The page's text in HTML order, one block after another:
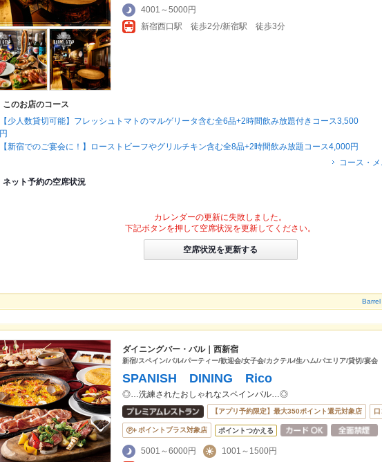
4001～5000円
新宿西口駅 徒歩2分/新宿駅 徒歩3分
このお店のコース
【少人数貸切可能】フレッシュトマトのマルゲリータ含む全6品+2時間飲み放題付きコース3,500
円
【新宿でのご宴会に！】ローストビーフやグリルチキン含む全8品+2時間飲み放題コース4,000円
コース・
ネット予約の空席状況
カレンダーの更新に失敗しました。
下記ボタンを押して空席状況を更新してください。
空席状況を更新する
Barrel
ダイニングバー・バル｜西新宿
新宿/スペイン/バル/パーティー/歓迎会/女子会/カクテル/生ハム/パエリア/貸切/宴会
SPANISH DINING Rico
◎…洗練されたおしゃれなスペインバル…◎
【アプリ予約限定】最大350ポイント還元対象店
ポイントプラス対象店 ポイントつかえる
5001～6000円
1001～1500円